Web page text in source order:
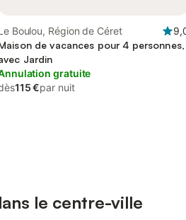
Boulou, Région de Céret
de vacances pour 4 personnes,
Jardin
gratuite
115 €par nuit
le centre-ville